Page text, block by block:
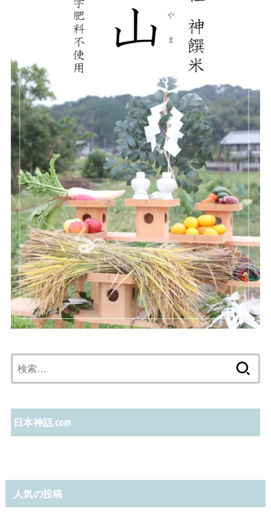
索:
日本神話.com
人気の投稿